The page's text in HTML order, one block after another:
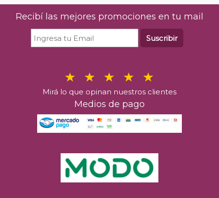
Recibí las mejores promociones en tu mail
Suscribir
Mirá lo que opinan nuestros clientes
Medios de pago